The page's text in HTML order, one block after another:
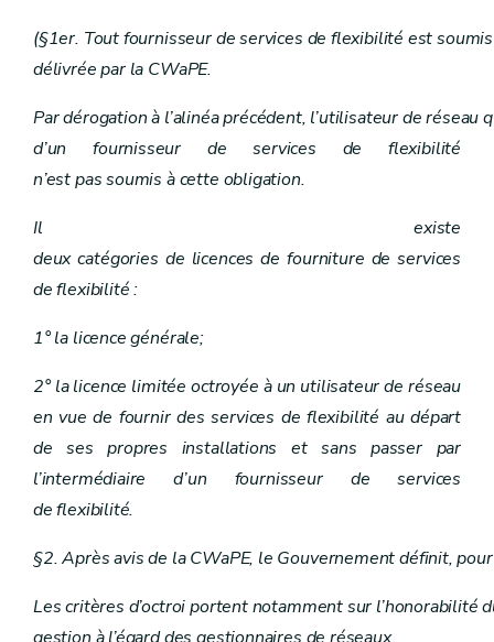
(§1er. Tout fournisseur de services de flexibilité est
délivrée par la CWaPE.
Par dérogation à l’alinéa précédent, l’utilisateur de
d’un fournisseur de services de flexibilité
n’est pas soumis à cette obligation.
Il existe
deux catégories de licences de fourniture de services
de flexibilité :
1° la licence générale;
2° la licence limitée octroyée à un utilisateur de réseau
en vue de fournir des services de flexibilité au départ
de ses propres installations et sans passer par
l’intermédiaire d’un fournisseur de services
de flexibilité.
§2. Après avis de la CWaPE, le Gouvernement définit,
Les critères d’octroi portent notamment sur l’honorabilité